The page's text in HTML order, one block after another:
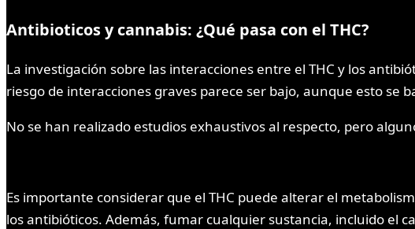
Antibioticos y cannabis: ¿Qué pasa con el THC?
La investigación sobre las interacciones entre el THC y los
riesgo de interacciones graves parece ser bajo, aunque esto se
No se han realizado estudios exhaustivos al respecto, pero
Es importante considerar que el THC puede alterar el
los antibióticos. Además, fumar cualquier sustancia, incluido el